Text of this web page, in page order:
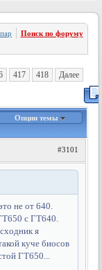
обеспечение»
Поиск по форуму
417 418 Далее
- Обсуждение и
Опции темы
#3101
не от 640.
с ГТ640.
я
куче биосов
ГТ650...